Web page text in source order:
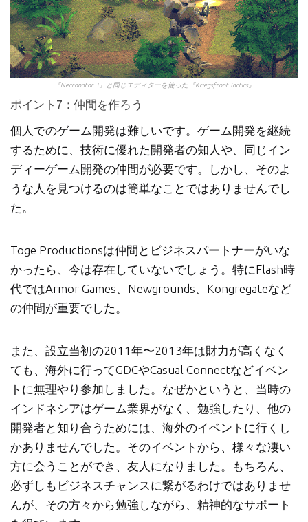
『Necronator 3』と同じエディターを使った『Kriegsfront Tactics』
ポイント7：仲間を作ろう
個人でのゲーム開発は難しいです。ゲーム開発を継続
するために、技術に優れた開発者の知人や、同じイン
ディーゲーム開発の仲間が必要です。しかし、そのよ
うな人を見つけるのは簡単なことではありませんでし
た。
Toge Productionsは仲間とビジネスパートナーがいな
かったら、今は存在していないでしょう。特にFlash時
代ではArmor Games、Newgrounds、Kongregateなど
の仲間が重要でした。
また、設立当初の2011年〜2013年は財力が高くなく
ても、海外に行ってGDCやCasual Connectなどイベン
トに無理やり参加しました。なぜかというと、当時の
インドネシアはゲーム業界がなく、勉強したり、他の
開発者と知り合うためには、海外のイベントに行くし
かありませんでした。そのイベントから、様々な凄い
方に会うことができ、友人になりました。もちろん、
必ずしもビジネスチャンスに繋がるわけではありませ
んが、その方々から勉強しながら、精神的なサポート